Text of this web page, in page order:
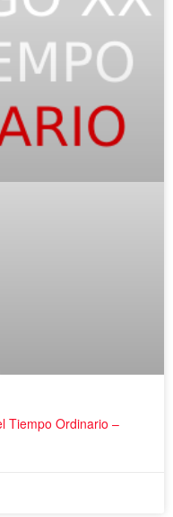
Tiempo Ordinario –